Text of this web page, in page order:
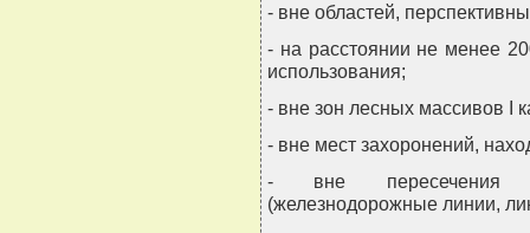
- вне областей,
- на расстоянии не менее
использования;
- вне зон лесных массивов I
- вне мест захоронений,
- вне пересечения
(железнодорожные линии,